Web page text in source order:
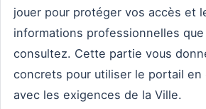
jouer pour protéger vos accès et
informations professionnelles que
consultez. Cette partie vous
concrets pour utiliser le portail en
avec les exigences de la Ville.